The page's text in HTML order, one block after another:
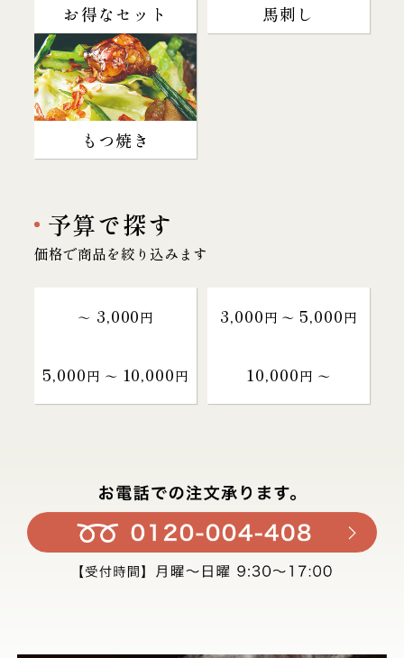
お得なセット 馬刺し
もつ焼き
予算で探す
価格で商品を絞り込みます
～ 3,000円 3,000円 〜 5,000円
5,000円 〜 10,000円 10,000円 〜